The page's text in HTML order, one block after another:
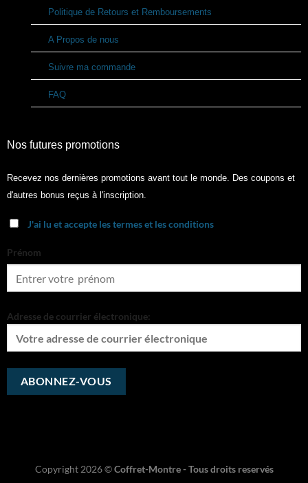
Politique de Retours et Remboursements
A Propos de nous
Suivre ma commande
FAQ
Nos futures promotions
Recevez nos dernières promotions avant tout le monde. Des coupons et
d'autres bonus reçus à l'inscription.
J'ai lu et accepte les termes et les conditions
Prénom
Adresse de courrier électronique:
Copyright 2026 ©Coffret-Montre - Tous droits reservés